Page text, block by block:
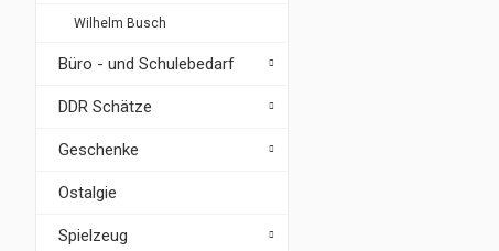
Wilhelm Busch
Büro - und Schulebedarf
DDR Schätze
Geschenke
Ostalgie
Spielzeug